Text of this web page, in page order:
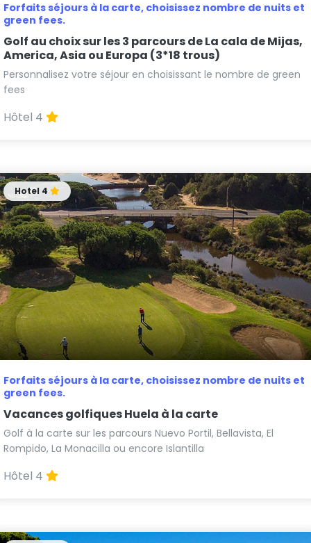
Forfaits séjours à la carte, choisissez nombre de nuits et
green fees.
Golf au choix sur les 3 parcours de La cala de Mijas,
America, Asia ou Europa (3*18 trous)
Personnalisez votre séjour en choisissant le nombre de green
fees
Hôtel 4
Forfaits séjours à la carte, choisissez nombre de nuits et
green fees.
Hotel 4
Vacances golfiques Huela à la carte
Golf à la carte sur les parcours Nuevo Portil, Bellavista, El
Rompido, La Monacilla ou encore Islantilla
Hôtel 4